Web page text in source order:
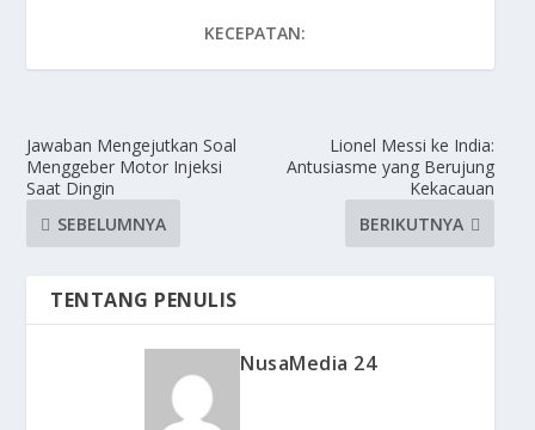
KECEPATAN:
Jawaban Mengejutkan Soal
Menggeber Motor Injeksi
Saat Dingin
SEBELUMNYA
Lionel Messi ke India:
Antusiasme yang Berujung
Kekacauan
BERIKUTNYA
TENTANG PENULIS
NusaMedia 24